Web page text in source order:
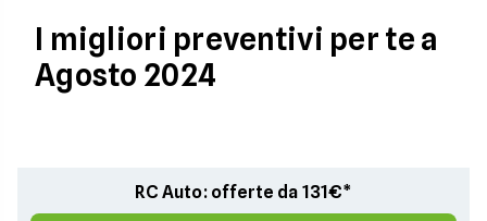
I migliori preventivi per te a
Agosto 2024
RC Auto: offerte da 131€*